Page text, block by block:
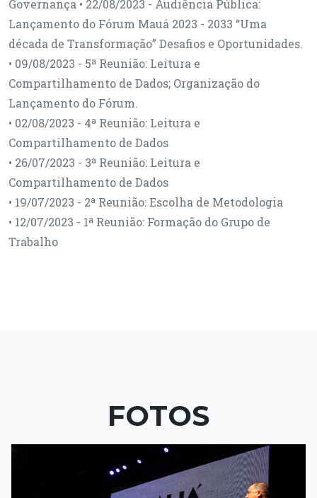
Governança • 22/08/2023 - Audiência Pública:
Lançamento do Fórum Mauá 2023 - 2033 “Uma
década de Transformação” Desafios e Oportunidades.
• 09/08/2023 - 5ª Reunião: Leitura e
Compartilhamento de Dados; Organização do
Lançamento do Fórum.
• 02/08/2023 - 4ª Reunião: Leitura e
Compartilhamento de Dados
• 26/07/2023 - 3ª Reunião: Leitura e
Compartilhamento de Dados
• 19/07/2023 - 2ª Reunião: Escolha de Metodologia
• 12/07/2023 - 1ª Reunião: Formação do Grupo de
Trabalho
FOTOS